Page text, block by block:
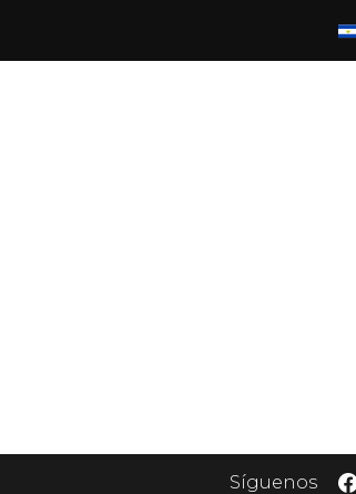
Síguenos